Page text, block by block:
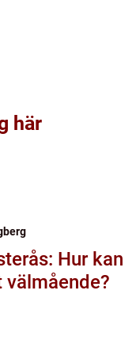
här
Hur kan